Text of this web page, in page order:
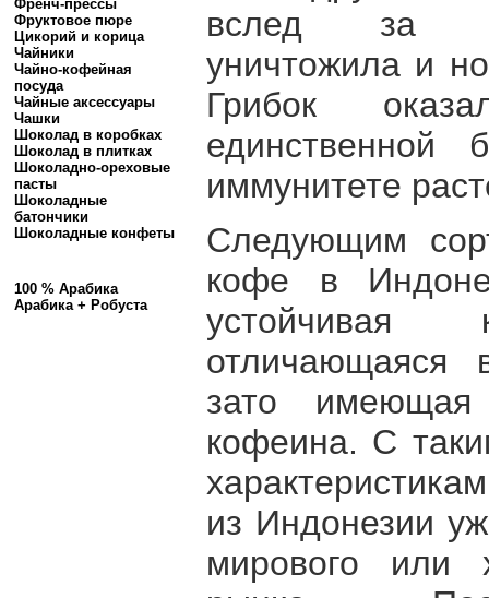
Френч-прессы
Фруктовое пюре
Цикорий и корица
Чайники
Чайно-кофейная
посуда
Чайные аксессуары
Чашки
Шоколад в коробках
Шоколад в плитках
Шоколадно-ореховые
пасты
Шоколадные
батончики
Шоколадные конфеты
100 % Арабика
Арабика + Робуста
вслед за
уничтожила и
Грибок
единственной
иммунитете
Следующим
кофе в
отличающаяся
зато имеющая
кофеина. С
из Индонезии
мирового или